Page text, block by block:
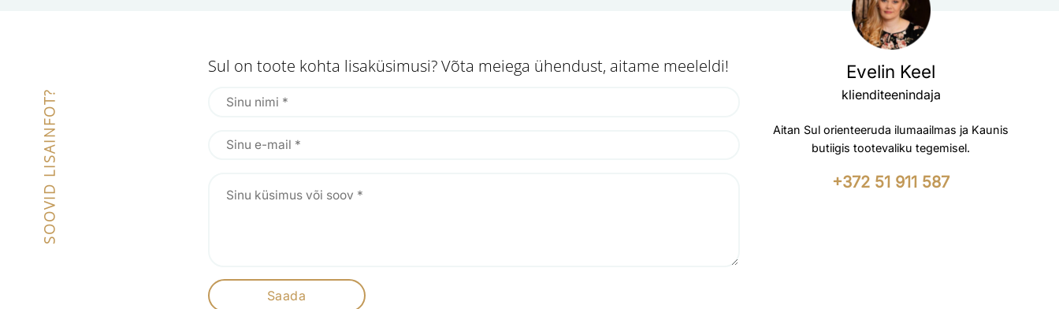
SOOVID LISAINFOT?
Sul on toote kohta lisaküsimusi? Võta meiega ühendust, aitame meeleldi! Evelin Keel
klienditeenindaja
Aitan Sul orienteeruda ilumaailmas ja Kaunis
butiigis tootevaliku tegemisel.
+372 51 911 587